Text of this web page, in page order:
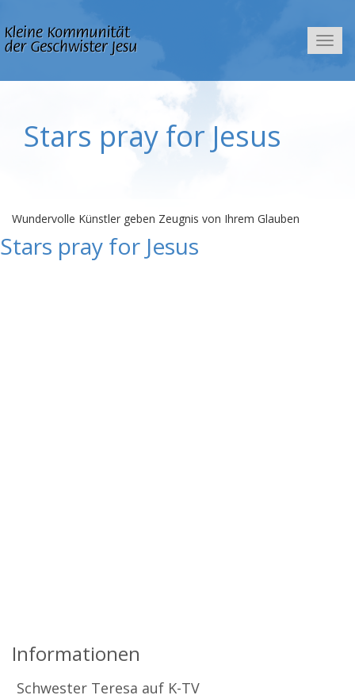
Stars pray for Jesus
Wundervolle Künstler geben Zeugnis von Ihrem Glauben
Stars pray for Jesus
Informationen
Schwester Teresa auf K-TV